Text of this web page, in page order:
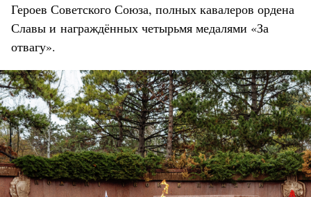
Героев Советского Союза, полных кавалеров ордена
Славы и награждённых четырьмя медалями «За
отвагу».